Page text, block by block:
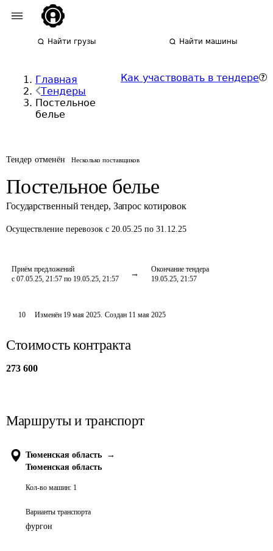
Найти грузы Найти машины
Главная
Тендеры
Постельное
белье
Как участвовать в тендере
Тендер отменён Несколько поставщиков
Постельное белье
Государственный тендер, Запрос котировок
Осуществление перевозок с 20.05.25 по 31.12.25
Приём предложений
с 07.05.25, 21:57 по 19.05.25, 21:57
Окончание тендера
19.05.25, 21:57
10 Изменён 19 мая 2025. Создан 11 мая 2025
Стоимость контракта
273 600
Маршруты и транспорт
Тюменская область
→
Тюменская область
Кол-во машин: 1
Варианты транспорта
фургон